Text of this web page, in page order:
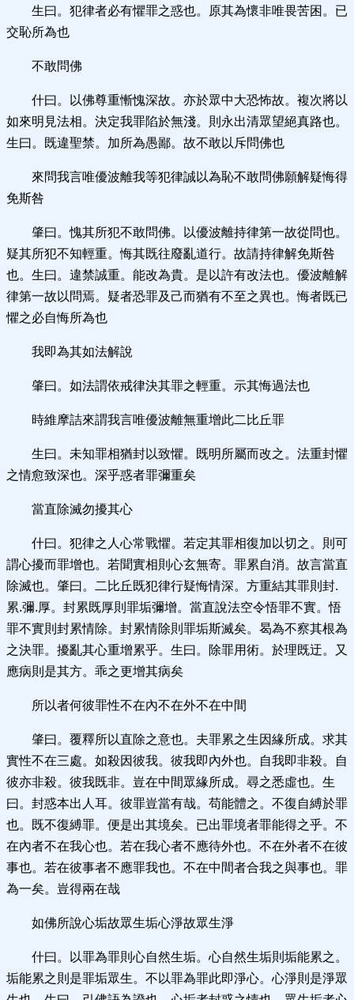
生曰。犯律者必有懼罪之惑也。原其為懷非唯畏苦困。已
交恥所為也
不敢問佛
什曰。以佛尊重慚愧深故。亦於眾中大恐怖故。複次將以
如來明見法相。決定我罪陷於無淺。則永出清眾望絕真路也。
生曰。既違聖禁。加所為愚鄙。故不敢以斥問佛也
來問我言唯優波離我等犯律誠以為恥不敢問佛願解疑悔得
免斯咎
肇曰。愧其所犯不敢問佛。以優波離持律第一故從問也。
疑其所犯不知輕重。悔其既往廢亂道行。故請持律解免斯咎
也。生曰。違禁誠重。能改為貴。是以許有改法也。優波離解
律第一故以問焉。疑者恐罪及己而猶有不至之異也。悔者既已
懼之必自悔所為也
我即為其如法解說
肇曰。如法謂依戒律決其罪之輕重。示其悔過法也
時維摩詰來謂我言唯優波離無重增此二比丘罪
生曰。未知罪相猶封以致懼。既明所屬而改之。法重封懼
之情愈致深也。深乎惑者罪彌重矣
當直除滅勿擾其心
什曰。犯律之人心常戰懼。若定其罪相復加以切之。則可
謂心擾而罪增也。若聞實相則心玄無寄。罪累自消。故言當直
除滅也。肇曰。二比丘既犯律行疑悔情深。方重結其罪則封.
累.彌.厚。封累既厚則罪垢彌增。當直說法空令悟罪不實。悟
罪不實則封累情除。封累情除則罪垢斯滅矣。曷為不察其根為
之決罪。擾亂其心重增累乎。生曰。除罪用術。於理既迂。又
應病則是其方。乖之更增其病矣
所以者何彼罪性不在內不在外不在中間
肇曰。覆釋所以直除之意也。夫罪累之生因緣所成。求其
實性不在三處。如殺因彼我。彼我即內外也。自我即非殺。自
彼亦非殺。彼我既非。豈在中間眾緣所成。尋之悉虛也。生
曰。封惑本出人耳。彼罪豈當有哉。苟能體之。不復自縛於罪
也。既不復縛罪。便是出其境矣。已出罪境者罪能得之乎。不
在內者不在我心也。若在我心者不應待外也。不在外者不在彼
事也。若在彼事者不應罪我也。不在中間者合我之與事也。罪
為一矣。豈得兩在哉
如佛所說心垢故眾生垢心淨故眾生淨
什曰。以罪為罪則心自然生垢。心自然生垢則垢能累之。
垢能累之則是罪垢眾生。不以罪為罪此即淨心。心淨則是淨眾